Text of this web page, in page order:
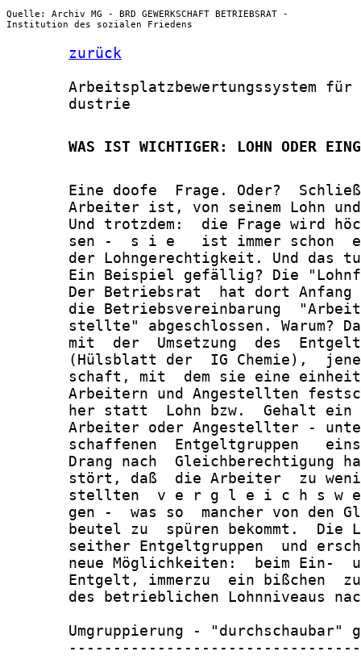
Quelle: Archiv MG - BRD GEWERKSCHAFT BETRIEBSRAT -
Institution des sozialen Friedens
zurück
Arbeitsplatzbewertungssystem
       dustrie
WAS IST WICHTIGER: LOHN ODER
Eine doofe  Frage. Oder?
Arbeiter ist, von seinem Lohn
Und trotzdem:  die Frage wird
sen -  s i e   ist immer schon
der Lohngerechtigkeit. Und das
Ein Beispiel gefällig? Die
Der Betriebsrat  hat dort
die Betriebsvereinbarung
stellte" abgeschlossen. Warum?
mit  der  Umsetzung  des
(Hülsblatt der  IG Chemie),
schaft, mit  dem sie eine
Arbeitern und Angestellten
her statt  Lohn bzw.  Gehalt
Arbeiter oder Angestellter -
schaffenen  Entgeltgruppen
Drang nach  Gleichberechtigung
stört, daß  die Arbeiter  zu
stellten  v e r g l e i c h s w
gen -  was so  mancher von den
beutel zu  spüren bekommt.  Die
seither Entgeltgruppen  und
neue Möglichkeiten:  beim Ein-
Entgelt, immerzu  ein bißchen
des betrieblichen Lohnniveaus
Umgruppierung - "durchschaubar"